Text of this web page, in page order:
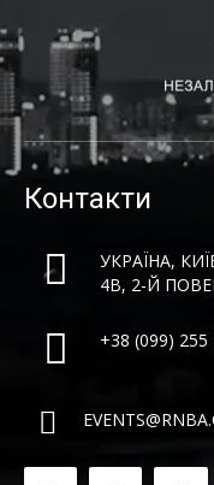
Контакти
УКРАЇНА,
4B, 2-Й
+38 (099) 255